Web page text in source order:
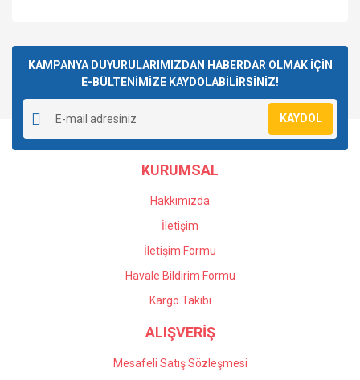
KAMPANYA DUYURULARIMIZDAN HABERDAR OLMAK İÇİN
E-BÜLTENİMİZE KAYDOLABİLİRSİNİZ!
KAYDOL
KURUMSAL
Hakkımızda
İletişim
İletişim Formu
Havale Bildirim Formu
Kargo Takibi
ALIŞVERİŞ
Mesafeli Satış Sözleşmesi